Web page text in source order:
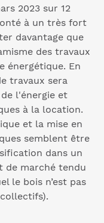
2023 sur 12
à un très fort
davantage que
des travaux
énergétique. En
travaux sera
l'énergie et
à la location.
et la mise en
semblent être
dans un
de marché tendu
le bois n’est pas